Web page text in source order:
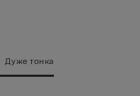
Дуже тонка